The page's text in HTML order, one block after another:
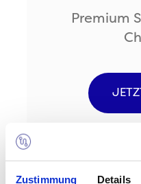
Zustimmung Details
Premium